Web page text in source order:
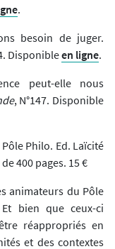
.
besoin de juger.
Disponibleen ligne.
peut-elle nous
, N°147. Disponible
Pôle Philo. Ed. Laïcité
400 pages. 15 €
animateurs du Pôle
bien que ceux-ci
réappropriés en
et des contextes